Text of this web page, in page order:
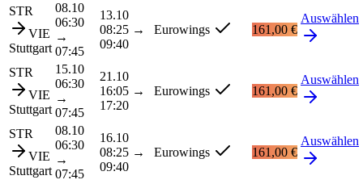
STR
VIE
Stuttgart
08.10
06:30
→
07:45
13.10
08:25 →
09:40
Eurowings 161,00 €
Auswählen
STR
VIE
Stuttgart
15.10
06:30
→
07:45
21.10
16:05 →
17:20
Eurowings 161,00 €
Auswählen
STR
VIE
Stuttgart
08.10
06:30
→
07:45
16.10
08:25 →
09:40
Eurowings 161,00 €
Auswählen